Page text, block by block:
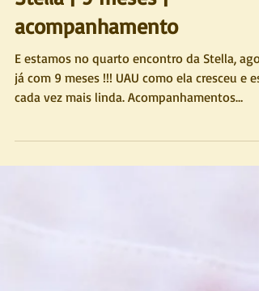
Stella | 9 meses |
acompanhamento
E estamos no quarto encontro da Stella,